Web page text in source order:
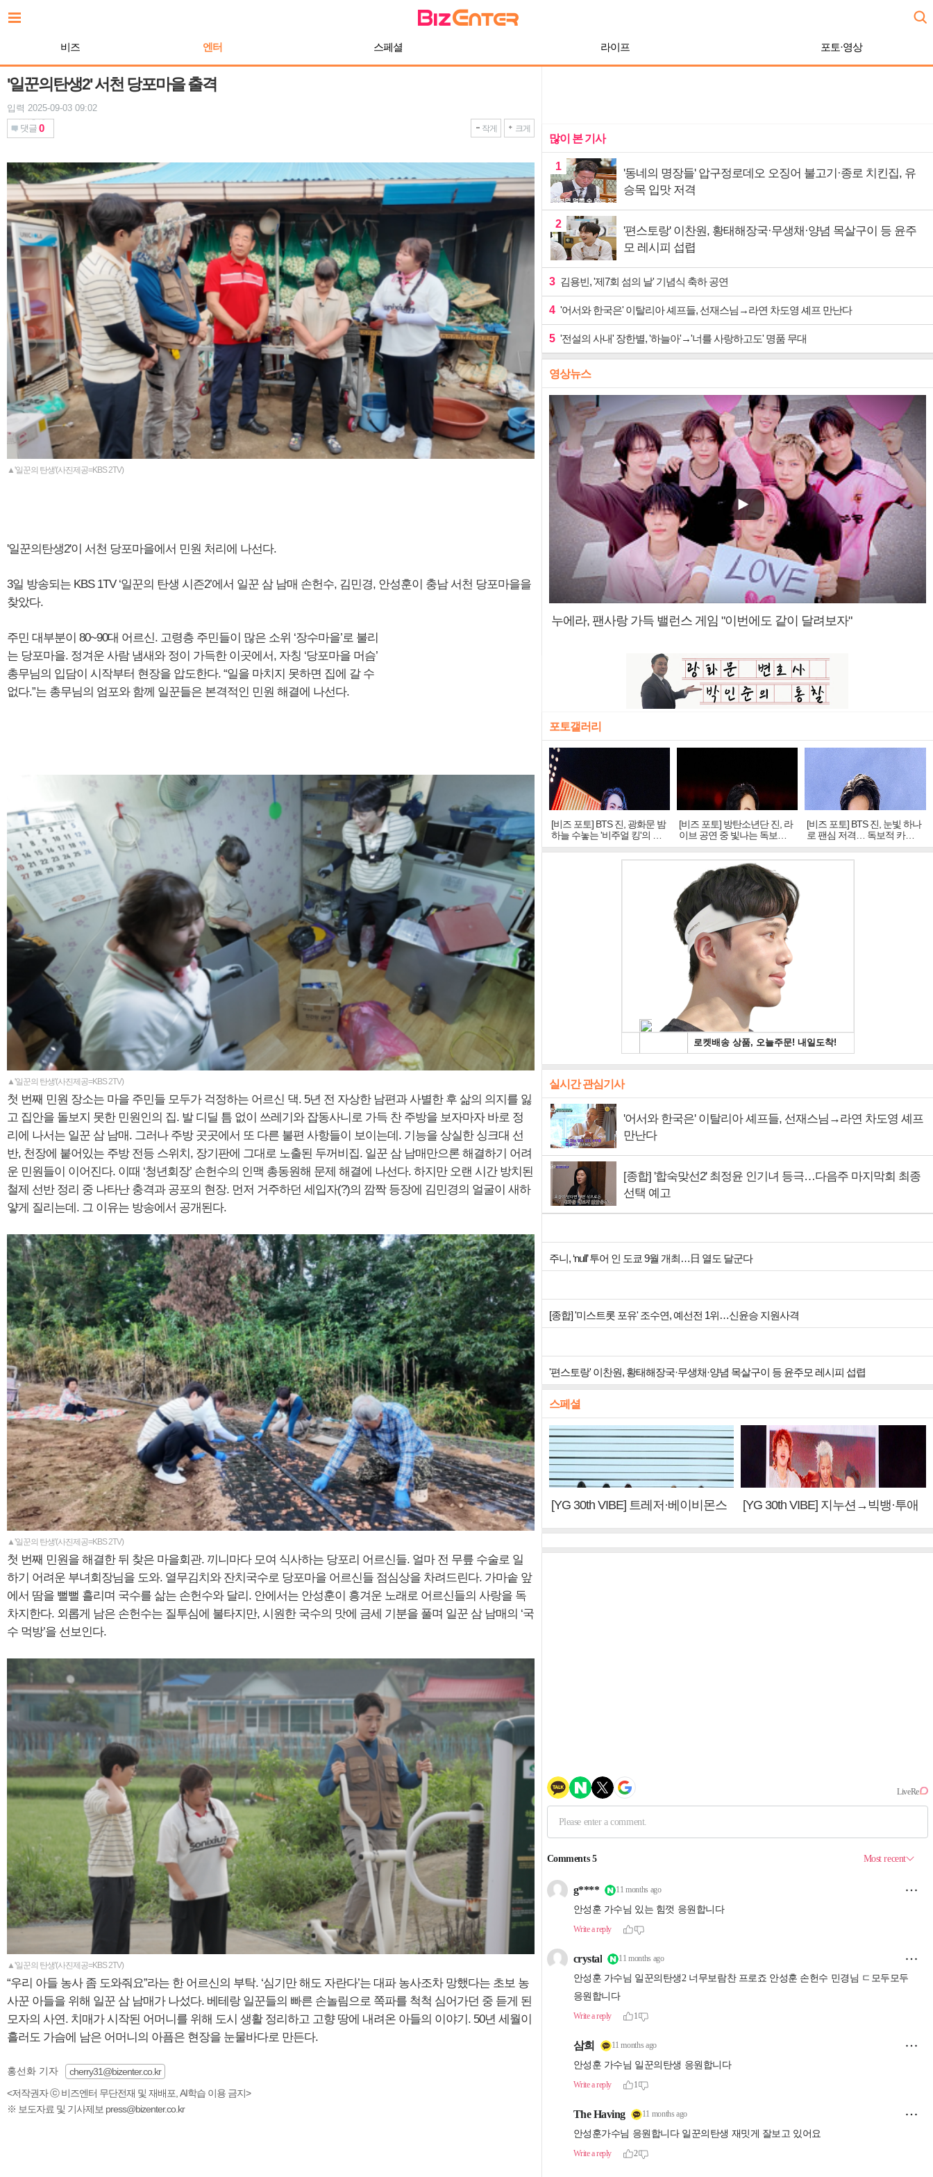
문
비즈 엔터 스페셜 라이프 포토·영상
'일꾼의탄생2' 서천 당포마을 출격
입력 2025-09-03 09:02
댓글 0 작게 크게
▲'일꾼의 탄생'(사진제공=KBS 2TV)
'일꾼의탄생2'이 서천 당포마을에서 민원 처리에 나선다.
3일 방송되는 KBS 1TV ‘일꾼의 탄생 시즌2’에서 일꾼 삼 남매 손헌수, 김민경, 안성훈이 충남 서천 당포마을을
찾았다.
주민 대부분이 80~90대 어르신. 고령층 주민들이 많은 소위 ‘장수마을’로 불리
는 당포마을. 정겨운 사람 냄새와 정이 가득한 이곳에서, 자칭 ‘당포마을 머슴’
총무님의 입담이 시작부터 현장을 압도한다. “일을 마치지 못하면 집에 갈 수
없다.”는 총무님의 엄포와 함께 일꾼들은 본격적인 민원 해결에 나선다.
▲'일꾼의 탄생'(사진제공=KBS 2TV)
첫 번째 민원 장소는 마을 주민들 모두가 걱정하는 어르신 댁. 5년 전 자상한 남편과 사별한 후 삶의 의지를 잃
고 집안을 돌보지 못한 민원인의 집. 발 디딜 틈 없이 쓰레기와 잡동사니로 가득 찬 주방을 보자마자 바로 정
리에 나서는 일꾼 삼 남매. 그러나 주방 곳곳에서 또 다른 불편 사항들이 보이는데. 기능을 상실한 싱크대 선
반, 천장에 붙어있는 주방 전등 스위치, 장기판에 그대로 노출된 두꺼비집. 일꾼 삼 남매만으론 해결하기 어려
운 민원들이 이어진다. 이때 ‘청년회장’ 손헌수의 인맥 총동원해 문제 해결에 나선다. 하지만 오랜 시간 방치된
철제 선반 정리 중 나타난 충격과 공포의 현장. 먼저 거주하던 세입자(?)의 깜짝 등장에 김민경의 얼굴이 새하
얗게 질리는데. 그 이유는 방송에서 공개된다.
▲'일꾼의 탄생'(사진제공=KBS 2TV)
첫 번째 민원을 해결한 뒤 찾은 마을회관. 끼니마다 모여 식사하는 당포리 어르신들. 얼마 전 무릎 수술로 일
하기 어려운 부녀회장님을 도와. 열무김치와 잔치국수로 당포마을 어르신들 점심상을 차려드린다. 가마솥 앞
에서 땀을 뻘뻘 흘리며 국수를 삶는 손헌수와 달리. 안에서는 안성훈이 흥겨운 노래로 어르신들의 사랑을 독
차지한다. 외롭게 남은 손헌수는 질투심에 불타지만, 시원한 국수의 맛에 금세 기분을 풀며 일꾼 삼 남매의 ‘국
수 먹방’을 선보인다.
▲'일꾼의 탄생'(사진제공=KBS 2TV)
“우리 아들 농사 좀 도와줘요”라는 한 어르신의 부탁. ‘심기만 해도 자란다’는 대파 농사조차 망했다는 초보 농
사꾼 아들을 위해 일꾼 삼 남매가 나섰다. 베테랑 일꾼들의 빠른 손놀림으로 쪽파를 척척 심어가던 중 듣게 된
모자의 사연. 치매가 시작된 어머니를 위해 도시 생활 정리하고 고향 땅에 내려온 아들의 이야기. 50년 세월이
흘러도 가슴에 남은 어머니의 아픔은 현장을 눈물바다로 만든다.
홍선화 기자
cherry31@bizenter.co.kr
<저작권자 ⓒ 비즈엔터 무단전재 및 재배포, AI학습 이용 금지>
※ 보도자료 및 기사제보 press@bizenter.co.kr
많이 본 기사
1
'동네의 명장들' 압구정로데오 오징어 불고기·종로 치킨집, 유
승목 입맛 저격
2
'편스토랑' 이찬원, 황태해장국·무생채·양념 목살구이 등 윤주
모 레시피 섭렵
3 김용빈, '제7회 섬의 날' 기념식 축하 공연
4 '어서와 한국은' 이탈리아 셰프들, 선재스님→라연 차도영 셰프 만난다
5 '전설의 사내' 장한별, '하늘아'→'너를 사랑하고도' 명품 무대
영상뉴스
누에라, 팬사랑 가득 밸런스 게임 "이번에도 같이 달려보자"
포토갤러리
[비즈 포토] BTS 진, 광화문 밤
하늘 수놓는 '비주얼 킹'의 열
창
[비즈 포토] 방탄소년단 진, 라
이브 공연 중 빛나는 독보적
아우라
[비즈 포토] BTS 진, 눈빛 하나
로 팬심 저격… 독보적 카리
스마
실시간 관심기사
'어서와 한국은' 이탈리아 셰프들, 선재스님→라연 차도영 셰프
만난다
[종합] '합숙맞선2' 최정윤 인기녀 등극…다음주 마지막회 최종
선택 예고
주니, ‘null’ 투어 인 도쿄 9월 개최…日 열도 달군다
[종합] '미스트롯 포유' 조수연, 예선전 1위…신윤승 지원사격
'편스토랑' 이찬원, 황태해장국·무생채·양념 목살구이 등 윤주모 레시피 섭렵
스페셜
[YG 30th VIBE] 트레저·베이비몬스
[YG 30th VIBE] 지누션→빅뱅·투애